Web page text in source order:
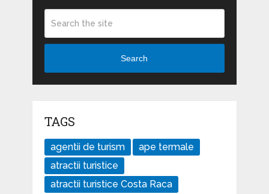
Search
TAGS
agentii de turism
ape termale
atractii turistice
atractii turistice Costa Raca